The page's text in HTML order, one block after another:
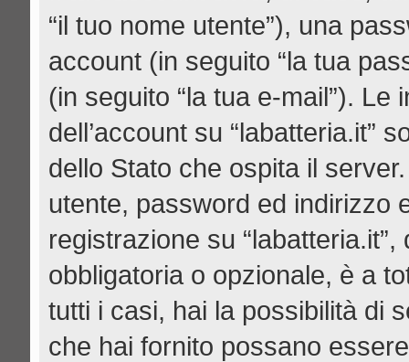
“il tuo nome utente”), una
account (in seguito “la tua
(in seguito “la tua e-mail”). Le
dell’account su “labatteria.it”
dello Stato che ospita il
utente, password ed indirizzo
registrazione su
obbligatoria o opzionale, è a
tutti i casi, hai la possibilità di
che hai fornito possano